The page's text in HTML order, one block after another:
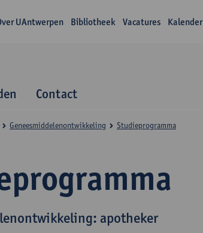
UAntwerpen Bibliotheek Vacatures Kalender
Contact
apotheker
Geneesmiddelenontwikkeling Studieprogramma